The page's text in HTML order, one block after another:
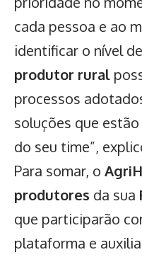
cada pessoa e ao
identificar o nível
produtor rural
processos
soluções que
do seu time”,
Para somar, o
produtores da sua
que participarão
plataforma e